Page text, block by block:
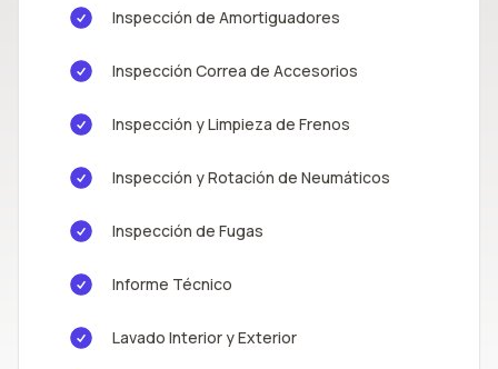
Inspección de Amortiguadores
Inspección Correa de Accesorios
Inspección y Limpieza de Frenos
Inspección y Rotación de Neumáticos
Inspección de Fugas
Informe Técnico
Lavado Interior y Exterior